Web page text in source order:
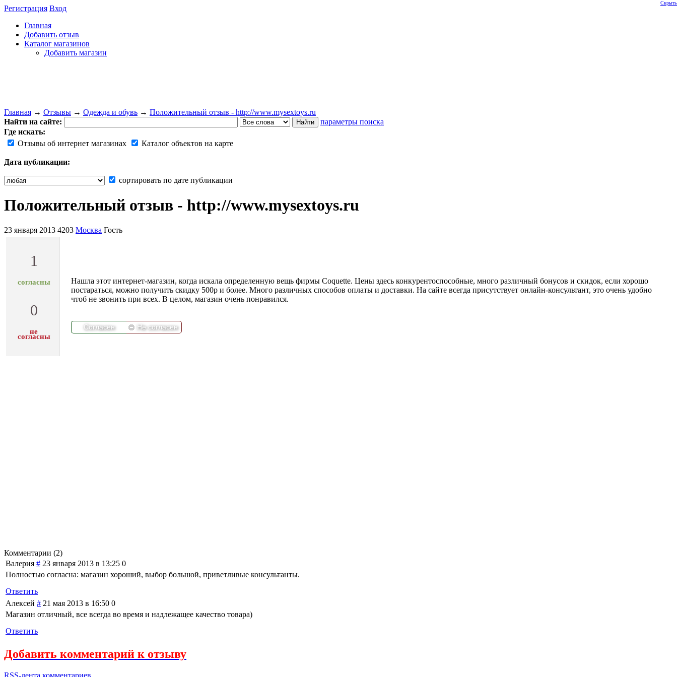
Регистрация Вход
Главная
Добавить отзыв
Каталог магазинов
Добавить магазин
Главная → Отзывы → Одежда и обувь → Положительный отзыв - http://www.mysextoys.ru
Найти на сайте:
параметры поиска
Где искать:
Отзывы об интернет магазинах
Каталог объектов на карте
Дата публикации:
сортировать по дате публикации
Скрыть
Положительный отзыв - http://www.mysextoys.ru
23 января 2013 4203 Москва Гость
1
согласны
0
не
согласны
Нашла этот интернет-магазин, когда искала определенную вещь фирмы Coquette. Цены здесь конкурентоспособные, много различный бонусов и скидок, если хорошо
постараться, можно получить скидку 500р и более. Много различных способов оплаты и доставки. На сайте всегда присутствует онлайн-консультант, это очень удобно
чтоб не звонить при всех. В целом, магазин очень понравился.
Комментарии (2)
Валерия # 23 января 2013 в 13:25 0
Полностью согласна: магазин хороший, выбор большой, приветливые консультанты.
Ответить
Алексей # 21 мая 2013 в 16:50 0
Магазин отличный, все всегда во время и надлежащее качество товара)
Ответить
Добавить комментарий к отзыву
RSS-лента комментариев